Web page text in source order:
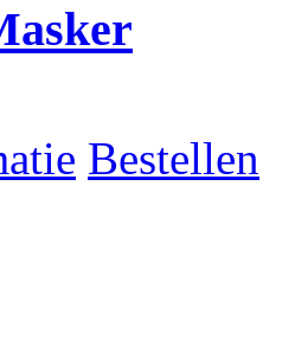
Bestellen